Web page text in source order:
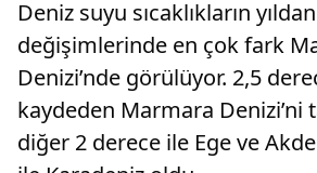
Deniz suyu sıcaklıkların
değişimlerinde en çok fark
Denizi’nde görülüyor. 2,5
kaydeden Marmara Denizi’ni
diğer 2 derece ile Ege ve